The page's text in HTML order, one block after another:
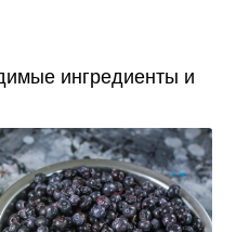
ингредиенты и